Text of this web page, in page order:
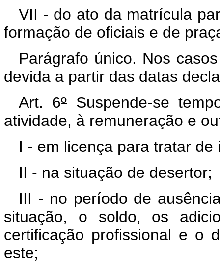
VII - do ato da matrícula
formação de oficiais e de
Parágrafo único. Nos
devida a partir das datas
Art. 6ºSuspende-se
atividade, à remuneração e
I - em licença para tratar
II - na situação de desertor;
III - no período de
situação, o soldo, os
certificação profissional e o
este;